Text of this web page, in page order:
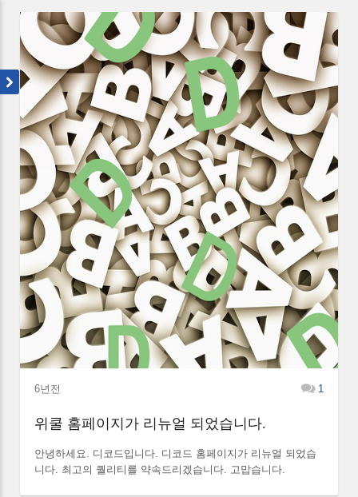
6년전 1
위쿨 홈페이지가 리뉴얼 되었습니다.
안녕하세요. 디코드입니다. 디코드 홈페이지가 리뉴얼 되었습
니다. 최고의 퀄리티를 약속드리겠습니다. 고맙습니다.